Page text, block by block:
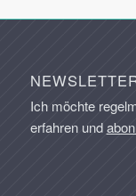
Ich möchte
erfahren und